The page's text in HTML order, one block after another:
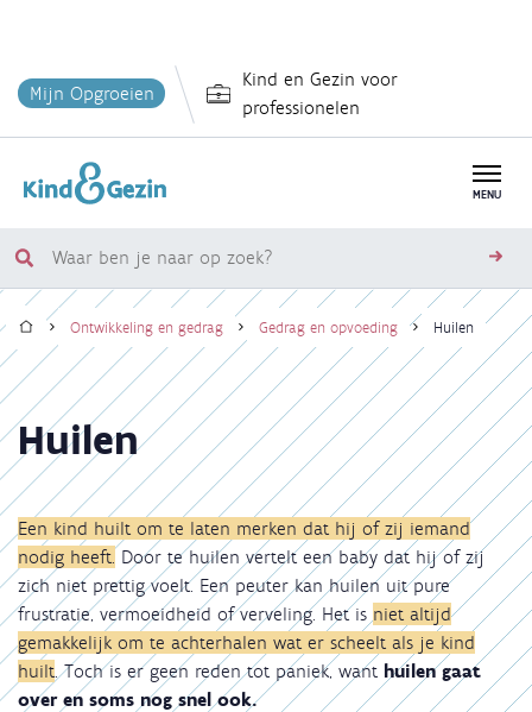
en
inhoud
Mijn Opgroeien
Kind en Gezin voor
professionelen
MENU
Waar
ben
je
naar
op
zoek?
Kruimelpad
HomeOntwikkeling en gedrag Gedrag en opvoeding Huilen
Huilen
Een kind huilt om te laten merken dat hij of zij iemand
nodig heeft.Door te huilen vertelt een baby dat hij of zij
zich niet prettig voelt. Een peuter kan huilen uit pure
frustratie, vermoeidheid of verveling. Het is niet altijd
gemakkelijk om te achterhalen wat er scheelt als je kind
huilt . Toch is er geen reden tot paniek, want huilen gaat
over en soms nog snel ook.